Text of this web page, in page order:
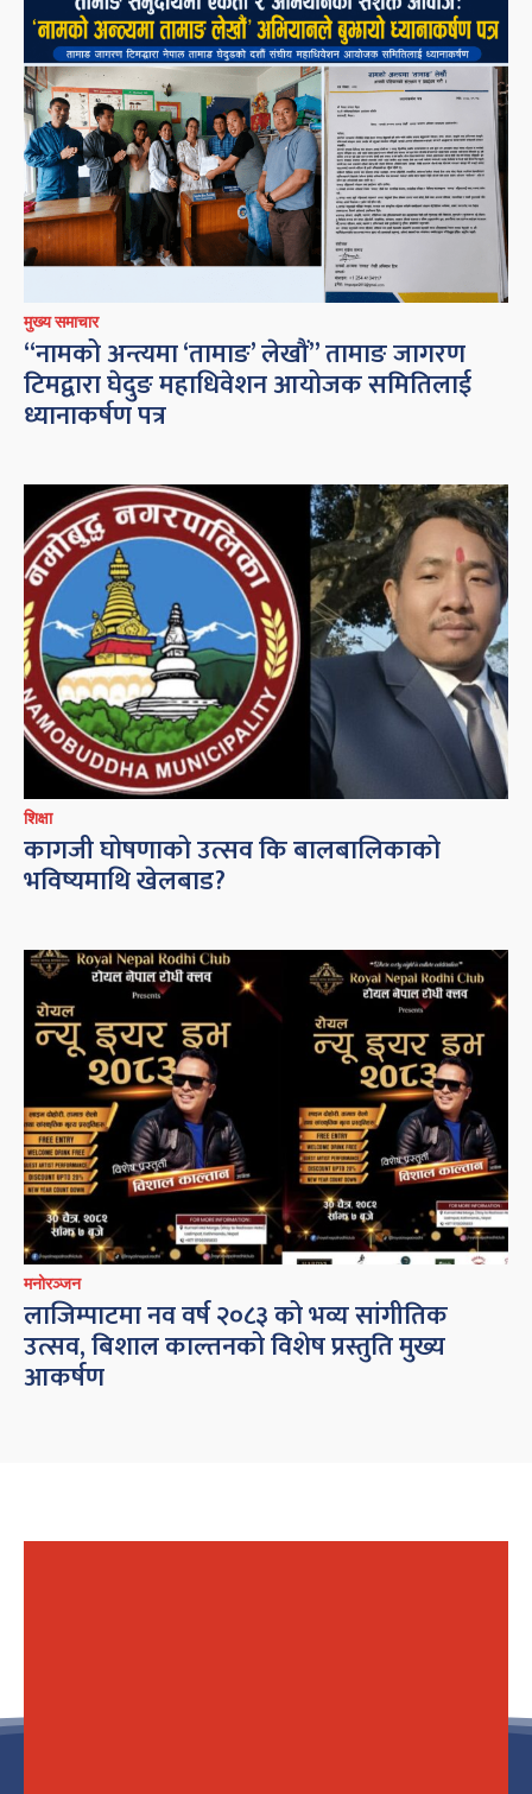
मुख्य समाचार
“नामको अन्त्यमा ‘तामाङ’ लेखौं” तामाङ जागरण
टिमद्वारा घेदुङ महाधिवेशन आयोजक समितिलाई
ध्यानाकर्षण पत्र
शिक्षा
कागजी घोषणाको उत्सव कि बालबालिकाको
भविष्यमाथि खेलबाड?
मनोरञ्जन
लाजिम्पाटमा नव वर्ष २०८३ को भव्य सांगीतिक
उत्सव, बिशाल काल्तनको विशेष प्रस्तुति मुख्य
आकर्षण